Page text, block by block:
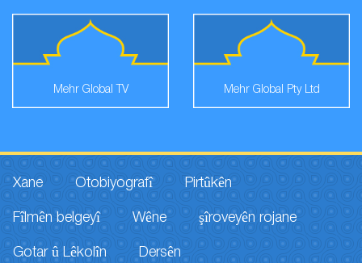
Mehr Global TV Mehr Global Pty Ltd
Xane Otobiyografî Pirtûkên
Fîlmên belgeyî Wêne şîroveyên rojane
Gotar û Lêkolîn Dersên